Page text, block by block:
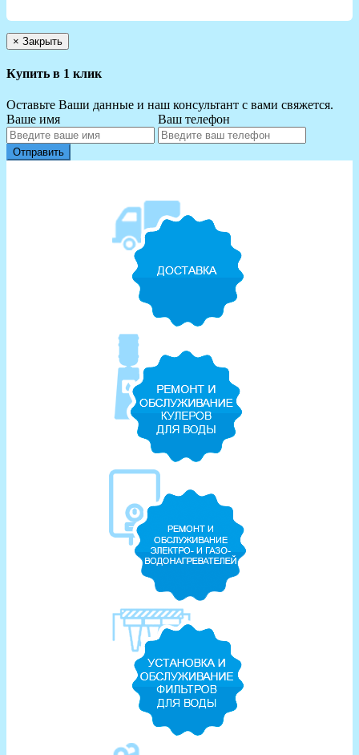
× Закрыть
Купить в 1 клик
Оставьте Ваши данные и наш консультант с вами свяжется.
Ваше имя
Ваш телефон
Отправить